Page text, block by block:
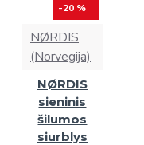
-20 %
NØRDIS
(Norvegija)
NØRDIS
sieninis
šilumos
siurblys